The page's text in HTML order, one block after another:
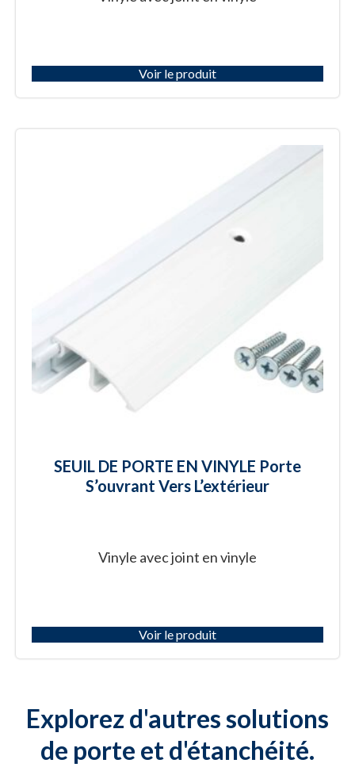
Voir le produit
SEUIL DE PORTE EN VINYLE Porte
S’ouvrant Vers L’extérieur
Vinyle avec joint en vinyle
Voir le produit
Explorez d'autres solutions
de porte et d'étanchéité.